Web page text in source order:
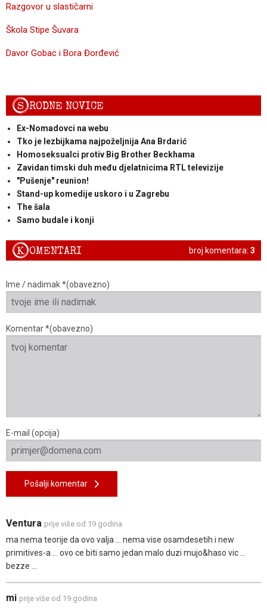
Razgovor u slastičarni
Škola Stipe Šuvara
Davor Gobac i Bora Đorđević
SRODNE NOVICE
Ex-Nomadovci na webu
Tko je lezbijkama najpoželjnija Ana Brdarić
Homoseksualci protiv Big Brother Beckhama
Zavidan timski duh među djelatnicima RTL televizije
"Pušenje" reunion!
Stand-up komedije uskoro i u Zagrebu
The šala
Samo budale i konji
broj komentara: 3
KOMENTARI
Ime / nadimak *(obavezno)
Komentar *(obavezno)
E-mail (opcija)
Pošalji komentar
Ventura prije više od 19 godina
ma nema teorije da ovo valja ... nema vise osamdesetih i new
primitives-a ... ovo ce biti samo jedan malo duzi mujo&haso vic ...
bezze ...
mi prije više od 19 godina